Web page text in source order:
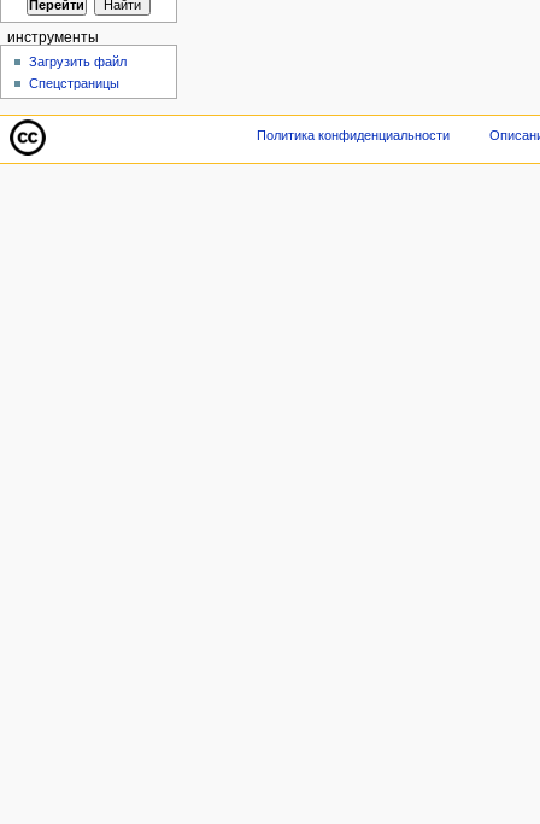
инструменты
Загрузить файл
Спецстраницы
Политика конфиденциальности